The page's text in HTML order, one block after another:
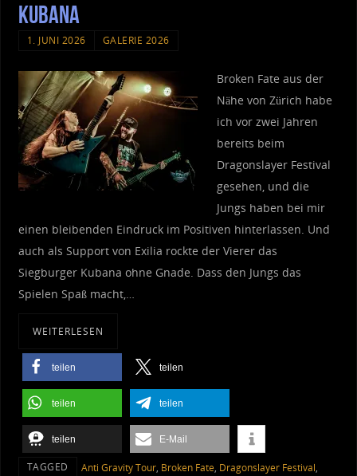
Kubana
1. JUNI 2026 GALERIE 2026
Broken Fate aus der
Nähe von Zürich habe
ich vor zwei Jahren
bereits beim
Dragonslayer Festival
gesehen, und die
Jungs haben bei mir
einen bleibenden Eindruck im Positiven hinterlassen. Und
auch als Support von Exilia rockte der Vierer das
Siegburger Kubana ohne Gnade. Dass den Jungs das
Spielen Spaß macht,…
WEITERLESEN
teilen teilen
teilen teilen
teilen E-Mail
TAGGED Anti Gravity Tour, Broken Fate, Dragonslayer Festival,